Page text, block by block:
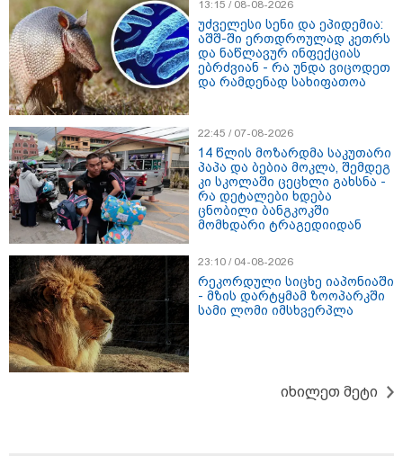
ბრალს წამიყენებს" - ცოტნე მირცხულავა
18:51 / 08-08-2026
"ზურგს უკან ლაჩრულად მომეპარნენ და თავს
დამესხნენ - ასფალტზე თავი მრავალჯერ
დამარტყმევინეს, მირტყეს მუშტები" - რას ჰყვება
კურიერი, რომელსაც არასრულწლოვანები სასტიკად
გაუსწორდნენ?
13:15 / 08-08-2026
უძველესი სენი და ეპიდემია:
აშშ-ში ერთდროულად კეთრს
და ნაწლავურ ინფექციას
ებრძვიან - რა უნდა ვიცოდეთ
და რამდენად სახიფათოა
22:45 / 07-08-2026
14 წლის მოზარდმა საკუთარი
პაპა და ბებია მოკლა, შემდეგ
კი სკოლაში ცეცხლი გახსნა -
რა დეტალები ხდება
ცნობილი ბანგკოკში
მომხდარი ტრაგედიიდან
23:10 / 04-08-2026
რეკორდული სიცხე იაპონიაში
- მზის დარტყმამ ზოოპარკში
სამი ლომი იმსხვერპლა
იხილეთ მეტი